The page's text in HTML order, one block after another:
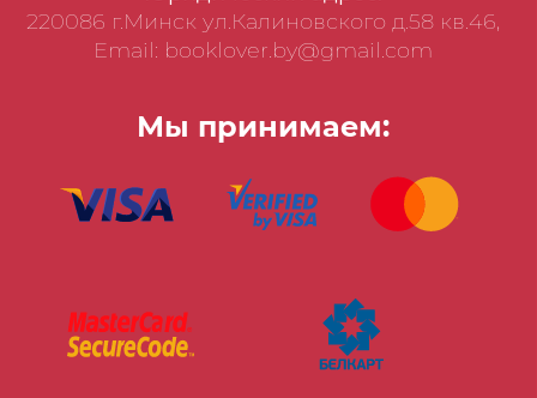
220086 г.Минск ул.Калиновского д.58 кв.46,
Email: booklover.by@gmail.com
Мы принимаем: